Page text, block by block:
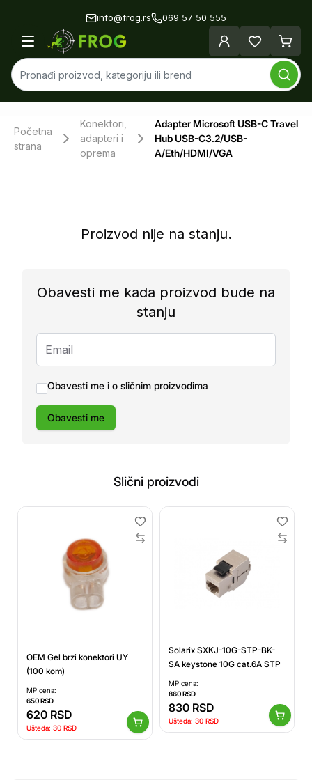
info@frog.rs 069 57 50 555
Početna
strana
Konektori,
adapteri i
oprema
Adapter Microsoft USB-C Travel
Hub USB-C3.2/USB-
A/Eth/HDMI/VGA
Proizvod nije na stanju.
Obavesti me kada proizvod bude na
stanju
Obavesti me i o sličnim proizvodima
Obavesti me
Slični proizvodi
OEM Gel brzi konektori UY
(100 kom)
MP cena:
650RSD
620 RSD
Ušteda: 30 RSD
Solarix SXKJ-10G-STP-BK-
SA keystone 10G cat.6A STP
MP cena:
860RSD
830 RSD
Ušteda: 30 RSD